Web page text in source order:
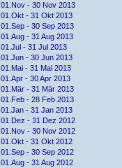
01.Nov - 30 Nov 2013
01.Okt - 31 Okt 2013
01.Sep - 30 Sep 2013
01.Aug - 31 Aug 2013
01.Jul - 31 Jul 2013
01.Jun - 30 Jun 2013
01.Mai - 31 Mai 2013
01.Apr - 30 Apr 2013
01.Mär - 31 Mär 2013
01.Feb - 28 Feb 2013
01.Jan - 31 Jan 2013
01.Dez - 31 Dez 2012
01.Nov - 30 Nov 2012
01.Okt - 31 Okt 2012
01.Sep - 30 Sep 2012
01.Aug - 31 Aug 2012